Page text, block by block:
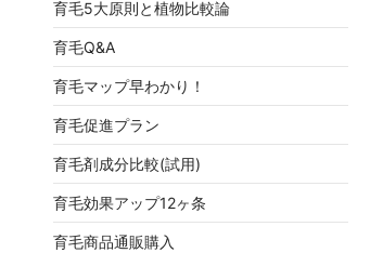
育毛5大原則と植物比較論
育毛Q&A
育毛マップ早わかり！
育毛促進プラン
育毛剤成分比較(試用)
育毛効果アップ12ヶ条
育毛商品通販購入